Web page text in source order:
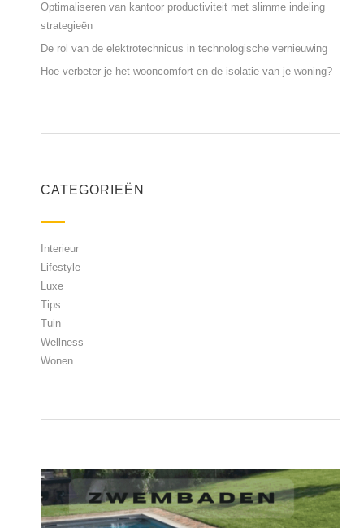
Optimaliseren van kantoor productiviteit met slimme indeling
strategieën
De rol van de elektrotechnicus in technologische vernieuwing
Hoe verbeter je het wooncomfort en de isolatie van je woning?
CATEGORIEËN
Interieur
Lifestyle
Luxe
Tips
Tuin
Wellness
Wonen